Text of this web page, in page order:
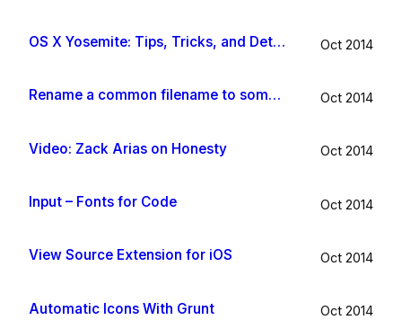
OS X Yosemite: Tips, Tricks, and Details Oct 2014
Rename a common filename to something useful with Hazel app Oct 2014
Video: Zack Arias on Honesty Oct 2014
Input – Fonts for Code Oct 2014
View Source Extension for iOS Oct 2014
Automatic Icons With Grunt Oct 2014